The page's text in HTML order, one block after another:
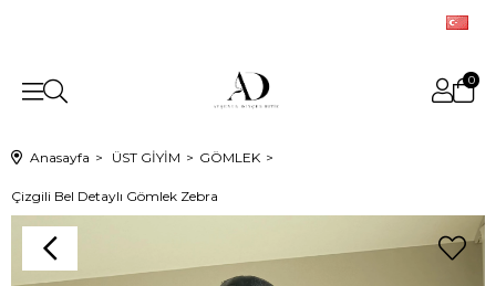
0
Anasayfa ÜST GİYİM GÖMLEK
Çizgili Bel Detaylı Gömlek Zebra